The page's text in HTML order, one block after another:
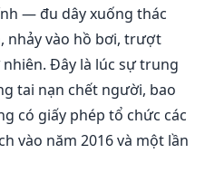
— đu dây xuống thác
nhảy vào hồ bơi, trượt
Đây là lúc sự trung
tai nạn chết người, bao
có giấy phép tổ chức các
vào năm 2016 và một lần